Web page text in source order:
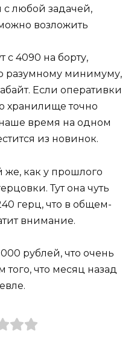
с любой задачей,
возложить
4090 на борту,
разумному минимуму,
Если оперативки
хранилище точно
время на одном
из новинок.
же, как у прошлого
Тут она чуть
герц, что в общем-
внимание.
рублей, что очень
того, что месяц назад